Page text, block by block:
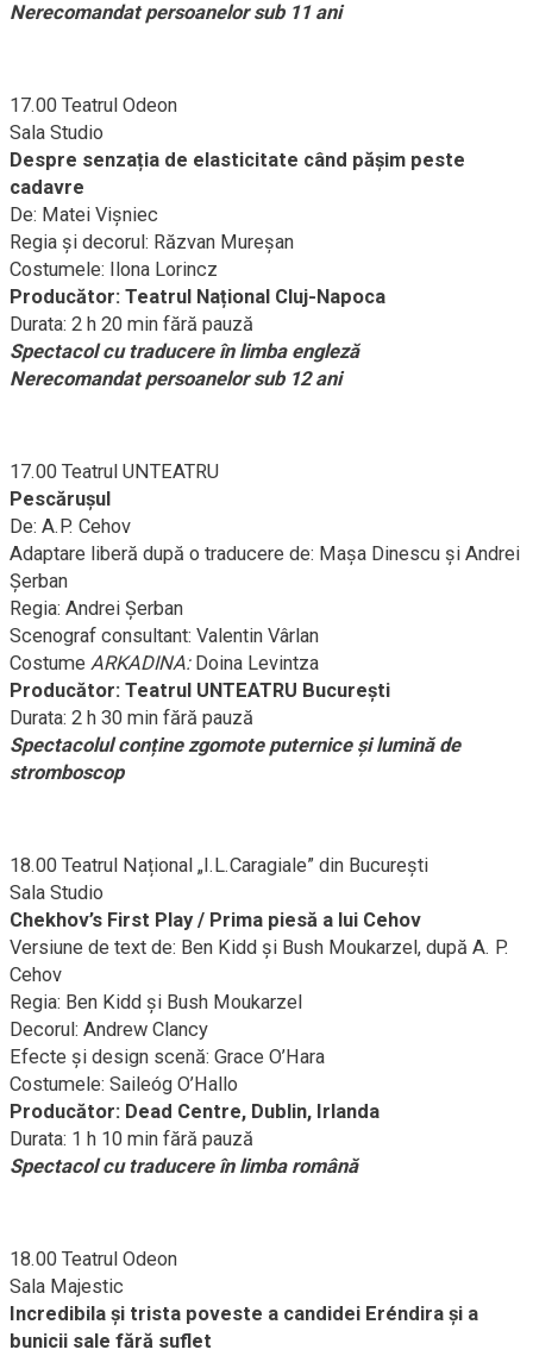
Nerecomandat persoanelor sub 11 ani
17.00 Teatrul Odeon
Sala Studio
Despre senzația de elasticitate când păşim peste
cadavre
De: Matei Vișniec
Regia şi decorul: Răzvan Mureșan
Costumele: Ilona Lorincz
Producător: Teatrul Național Cluj-Napoca
Durata: 2 h 20 min fără pauză
Spectacol cu traducere în limba engleză
Nerecomandat persoanelor sub 12 ani
17.00 Teatrul UNTEATRU
Pescărușul
De: A.P. Cehov
Adaptare liberă după o traducere de: Mașa Dinescu și Andrei
Șerban
Regia: Andrei Șerban
Scenograf consultant: Valentin Vârlan
Costume ARKADINA:Doina Levintza
Producător: Teatrul UNTEATRU București
Durata: 2 h 30 min fără pauză
Spectacolul conține zgomote puternice și lumină de
stromboscop
18.00 Teatrul Național „I.L.Caragiale” din București
Sala Studio
Chekhov’s First Play / Prima piesă a lui Cehov
Versiune de text de: Ben Kidd și Bush Moukarzel, după A. P.
Cehov
Regia: Ben Kidd și Bush Moukarzel
Decorul: Andrew Clancy
Efecte și design scenă: Grace O’Hara
Costumele: Saileóg O’Hallo
Producător: Dead Centre, Dublin, Irlanda
Durata: 1 h 10 min fără pauză
Spectacol cu traducere în limba română
18.00 Teatrul Odeon
Sala Majestic
Incredibila și trista poveste a candidei Eréndira și a
bunicii sale fără suflet